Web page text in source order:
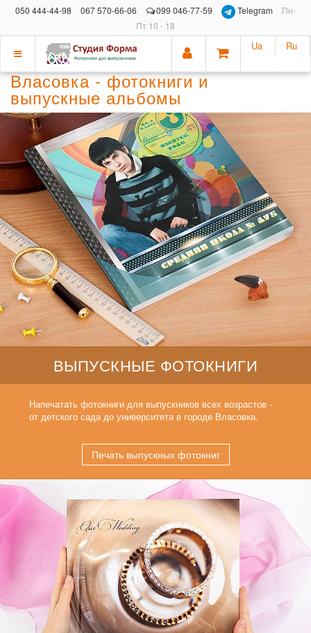
050 444-44-98 067 570-66-06 099 046-77-59 Telegram
Пн-
Пт 10 - 18
Показать
меню
Ua Ru
Власовка - фотокниги и
выпускные альбомы
ВЫПУСКНЫЕ ФОТОКНИГИ
Напечатать фотокниги для выпускников всех возрастов -
от детского сада до университета в городе Власовка.
Печать выпускных фотокниг